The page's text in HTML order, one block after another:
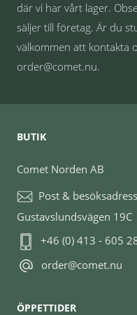
där vi har vårt lager.
säljer till företag. Är du
välkommen att kontakta
order@comet.nu.
BUTIK
Comet Norden AB
Post &
Gustavslundsvägen
+46 (0) 413 - 605
order@comet.nu
ÖPPETTIDER